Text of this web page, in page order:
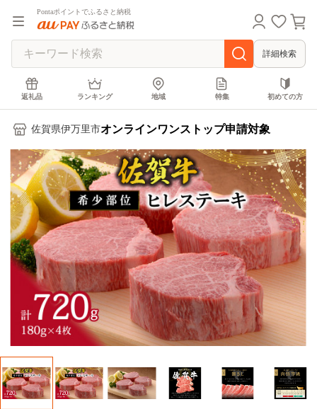
Pontaポイントでふるさと納税
詳細検索
返礼品 ランキング 地域 特集 初めての方
佐賀県伊万里市オンラインワンストップ申請対象